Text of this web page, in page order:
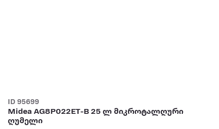
ID 95699
Midea AG8P022ET-B 25 ლ მიკროტალღური
ღუმელი